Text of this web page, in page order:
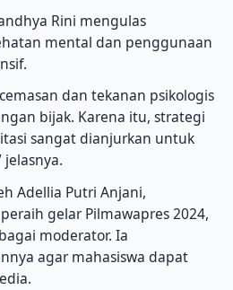
Rini mengulas
mental dan penggunaan
dan tekanan psikologis
bijak. Karena itu, strategi
sangat dianjurkan untuk
Adellia Putri Anjani,
gelar Pilmawapres 2024,
moderator. Ia
agar mahasiswa dapat